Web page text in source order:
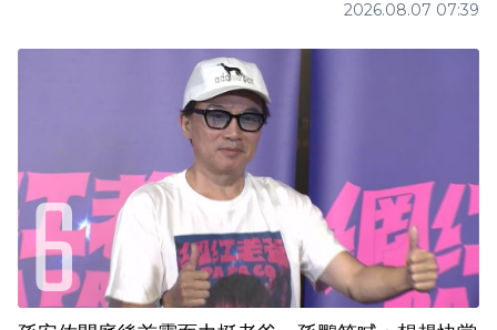
2026.08.07 07:39